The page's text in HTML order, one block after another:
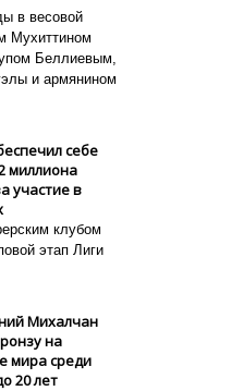
в весовой
Мухиттином
Беллиевым,
и армянином
себе
миллиона
участие в
клубом
этап Лиги
Михалчан
на
мира среди
20 лет